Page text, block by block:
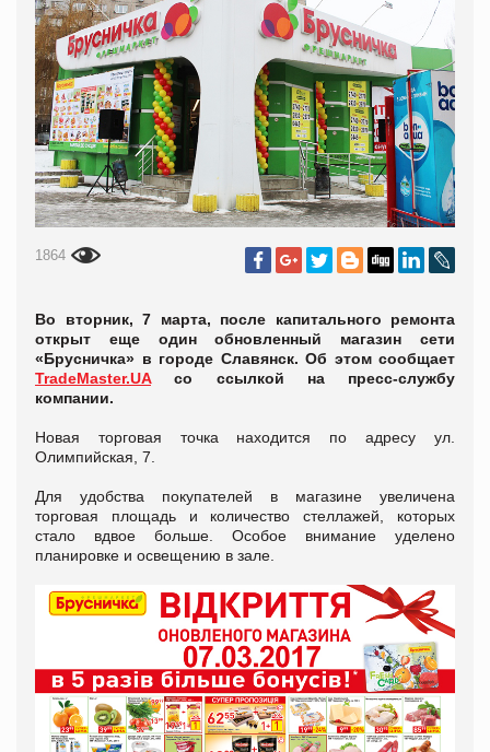
1864
Во вторник, 7 марта, после капитального ремонта
открыт еще один обновленный магазин сети
«Брусничка» в городе Славянск. Об этом сообщает
TradeMaster.UAсо ссылкой на пресс-службу
компании.
Новая торговая точка находится по адресу ул.
Олимпийская, 7.
Для удобства покупателей в магазине увеличена
торговая площадь и количество стеллажей, которых
стало вдвое больше. Особое внимание уделено
планировке и освещению в зале.